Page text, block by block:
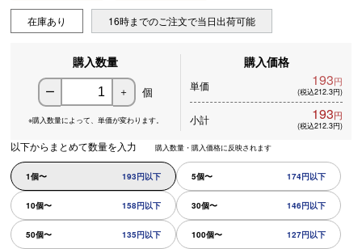
在庫あり 16時までのご注文で当日出荷可能
購入数量
ー ＋ 個
※購入数量によって、 単価が変わります。
購入価格
単価 193円
(税込212.3円)
小計 193円
(税込212.3円)
以下からまとめて数量を入力 購入数量・購入価格に反映されます
1個〜 193円以下 5個〜 174円以下
10個〜 158円以下 30個〜 146円以下
50個〜 135円以下 100個〜 127円以下